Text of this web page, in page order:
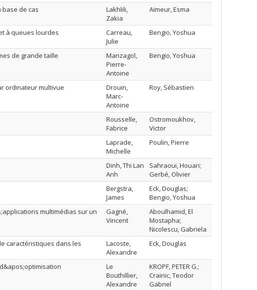
base de cas
Lakhlili,
Zakia
Aïmeur, Esma
à queues lourdes
Carreau,
Julie
Bengio, Yoshua
de grande taille
Manzagol,
Pierre-
Antoine
Bengio, Yoshua
ordinateur multivue
Drouin,
Marc-
Antoine
Roy, Sébastien
Rousselle,
Fabrice
Ostromoukhov,
Victor
Laprade,
Michelle
Poulin, Pierre
Dinh, Thi Lan
Anh
Sahraoui, Houari;
Gerbé, Olivier
Bergstra,
James
Eck, Douglas;
Bengio, Yoshua
multimédias sur un
Gagné,
Vincent
Aboulhamid, El
Mostapha;
Nicolescu, Gabriela
caractéristiques dans les
Lacoste,
Alexandre
Eck, Douglas
Le
Bouthillier,
Alexandre
KROPF, PETER G.;
Crainic, Teodor
Gabriel